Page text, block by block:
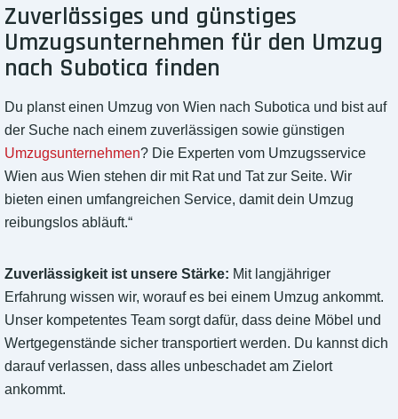
Zuverlässiges und günstiges
Umzugsunternehmen für den Umzug
nach Subotica finden
Du planst einen Umzug von Wien nach Subotica und bist auf
der Suche nach einem zuverlässigen sowie günstigen
Umzugsunternehmen? Die Experten vom Umzugsservice
Wien aus Wien stehen dir mit Rat und Tat zur Seite. Wir
bieten einen umfangreichen Service, damit dein Umzug
reibungslos abläuft.“
Zuverlässigkeit ist unsere Stärke: Mit langjähriger
Erfahrung wissen wir, worauf es bei einem Umzug ankommt.
Unser kompetentes Team sorgt dafür, dass deine Möbel und
Wertgegenstände sicher transportiert werden. Du kannst dich
darauf verlassen, dass alles unbeschadet am Zielort
ankommt.